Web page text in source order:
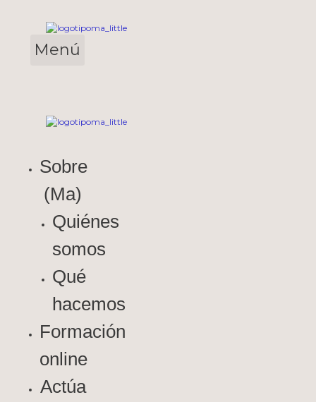
Menú
Sobre
(Ma)
Quiénes
somos
Qué
hacemos
Formación
online
Actúa